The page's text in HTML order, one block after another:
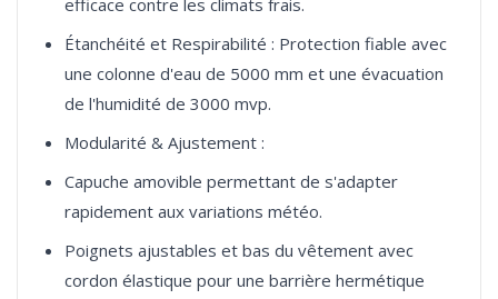
Étanchéité et Respirabilité : Protection fiable avec
une colonne d'eau de 5000 mm et une évacuation
de l'humidité de 3000 mvp.
Modularité & Ajustement :
Capuche amovible permettant de s'adapter
rapidement aux variations météo.
Poignets ajustables et bas du vêtement avec
cordon élastique pour une barrière hermétique